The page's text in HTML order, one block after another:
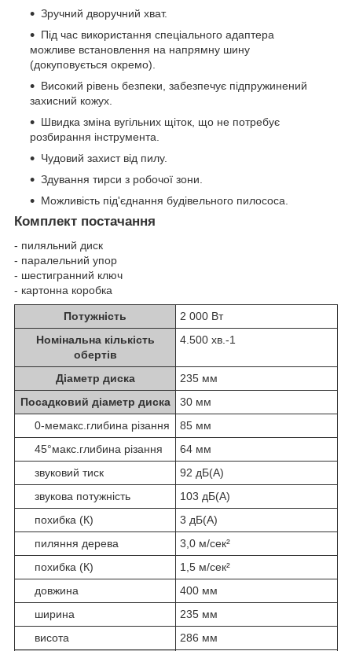
Зручний дворучний хват.
Під час використання спеціального адаптера
можливе встановлення на напрямну шину
(докуповується окремо).
Високий рівень безпеки, забезпечує підпружинений
захисний кожух.
Швидка зміна вугільних щіток, що не потребує
розбирання інструмента.
Чудовий захист від пилу.
Здування тирси з робочої зони.
Можливість під'єднання будівельного пилососа.
Комплект постачання
- пиляльний диск
- паралельний упор
- шестигранний ключ
- картонна коробка
Потужність
2 000 Вт
Номінальна кількість
обертів
4.500 хв. -1
Діаметр диска
235 мм
Посадковий діаметр диска
30 мм
0-мемакс.глибина різання
85 мм
45°макс.глибина різання
64 мм
звуковий тиск
92 дБ(А)
звукова потужність
103 дБ(А)
похибка (К)
3 дБ(А)
пиляння дерева
3,0 м/сек²
похибка (К)
1,5 м/сек²
довжина
400 мм
ширина
235 мм
висота
286 мм